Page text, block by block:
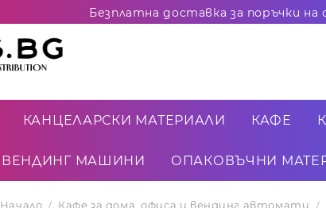
КАНЦЕЛАРСКИ МАТЕРИАЛИ КАФЕ
ВЕНДИНГ МАШИНИ ОПАКОВЪЧНИ
Начало Кафе за дома, офиса и вендинг автомати